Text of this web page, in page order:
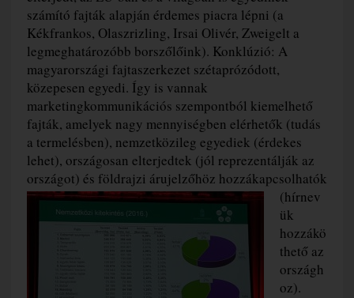
számító fajták alapján érdemes piacra lépni (a
Kékfrankos, Olaszrizling, Irsai Olivér, Zweigelt a
legmeghatározóbb borszőlőink). Konklúzió: A
magyarországi fajtaszerkezet szétaprózódott,
közepesen egyedi. Így is vannak
marketingkommunikációs szempontból kiemelhető
fajták, amelyek nagy mennyiségben elérhetők (tudás
a termelésben), nemzetközileg egyediek (érdekes
lehet), országosan elterjedtek (jól reprezentálják az
országot) és földrajzi árujelzőhöz hozzákapcsolhatók
(hírnev
ük
hozzákö
thető az
országh
oz).